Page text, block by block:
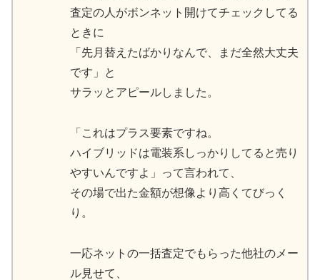
査定の人がボンネット開けてチェックしてる
ときに
「先月替えたばかりなんで、まだ全然大丈夫
です」と
サラッとアピールしました。
「これはプラス要素ですね。
ハイブリッドは電装系しっかりしてると売り
やすいんですよ」って言われて、
その場で出た金額が想像より高くてびっく
り。
一応ネットの一括査定でもらった他社のメー
ル見せて、